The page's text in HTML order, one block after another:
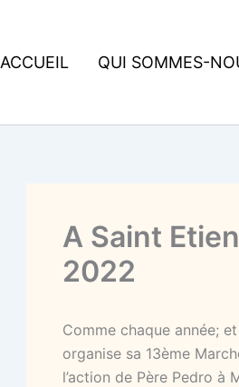
ACCUEIL QUI SOMMES-
A Saint
2022
Comme chaque année;
organise sa 13ème
l’action de Père Pedro à